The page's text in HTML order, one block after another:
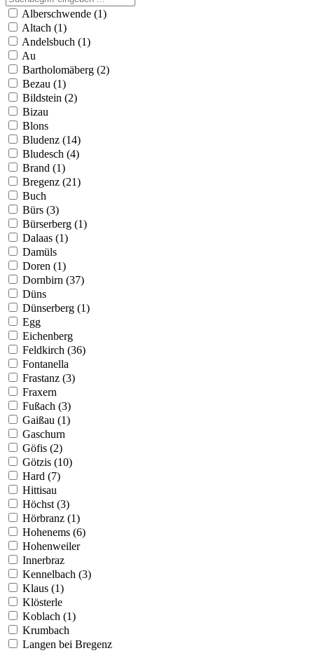
Alberschwende (1)
Altach (1)
Andelsbuch (1)
Au
Bartholomäberg (2)
Bezau (1)
Bildstein (2)
Bizau
Blons
Bludenz (14)
Bludesch (4)
Brand (1)
Bregenz (21)
Buch
Bürs (3)
Bürserberg (1)
Dalaas (1)
Damüls
Doren (1)
Dornbirn (37)
Düns
Dünserberg (1)
Egg
Eichenberg
Feldkirch (36)
Fontanella
Frastanz (3)
Fraxern
Fußach (3)
Gaißau (1)
Gaschurn
Göfis (2)
Götzis (10)
Hard (7)
Hittisau
Höchst (3)
Hörbranz (1)
Hohenems (6)
Hohenweiler
Innerbraz
Kennelbach (3)
Klaus (1)
Klösterle
Koblach (1)
Krumbach
Langen bei Bregenz